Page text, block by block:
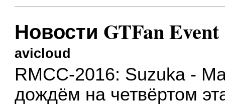
Новости GTFan Event
avicloud
RMCC-2016: Suzuka -
дождём на четвёртом